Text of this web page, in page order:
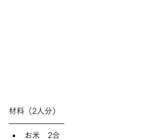
材料（2人分）
お米　2合